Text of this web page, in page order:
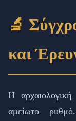
🔬
και
Η
αμείωτο